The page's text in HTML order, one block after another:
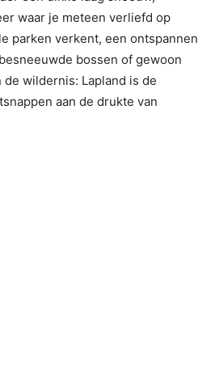
waar je meteen verliefd op
parken verkent, een ontspannen
bossen of gewoon
wildernis: Lapland is de
aan de drukte van